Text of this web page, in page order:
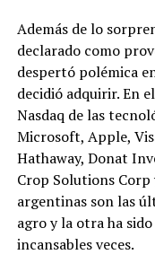
Además de lo
declarado como
despertó polémica
decidió adquirir. En
Nasdaq de las
Microsoft, Apple,
Hathaway, Donat
Crop Solutions Corp
argentinas son las
agro y la otra ha
incansables veces.